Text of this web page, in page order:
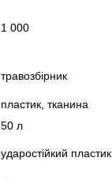
1 000
травозбірник
пластик, тканина
50 л
ударостійкий пластик